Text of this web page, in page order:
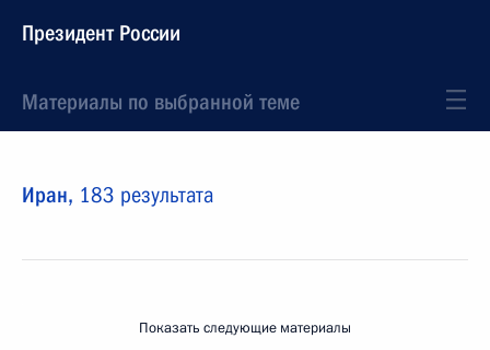
Президент России
Материалы по выбранной теме
Иран, 183 результата
Показать следующие материалы